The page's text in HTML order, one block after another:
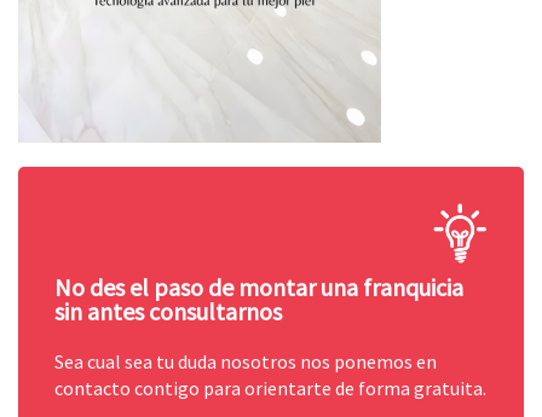
No des el paso de montar una franquicia
sin antes consultarnos
Sea cual sea tu duda nosotros nos ponemos en
contacto contigo para orientarte de forma gratuita.